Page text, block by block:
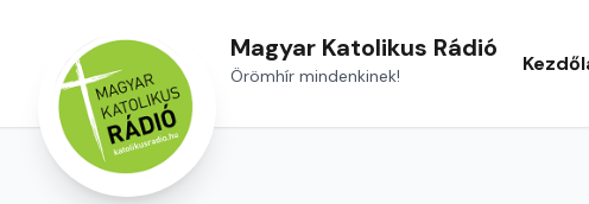
Magyar Katolikus Rádió
Örömhír mindenkinek!